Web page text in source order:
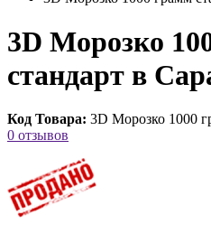
3D Морозко
стандарт в
Код Товара: 3D Морозко 1000
0 отзывов